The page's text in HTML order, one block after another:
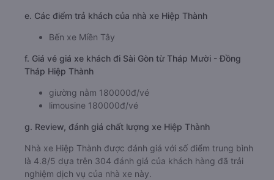
e. Các điểm trả khách của nhà xe Hiệp Thành
Bến xe Miền Tây
f. Giá vé giá xe khách đi Sài Gòn từ Tháp Mười - Đồng
Tháp Hiệp Thành
giường nằm 180000đ/vé
limousine 180000đ/vé
g. Review, đánh giá chất lượng xe Hiệp Thành
Nhà xe Hiệp Thành được đánh giá với số điểm trung bình
là 4.8/5 dựa trên 304 đánh giá của khách hàng đã trải
nghiệm dịch vụ của nhà xe này.